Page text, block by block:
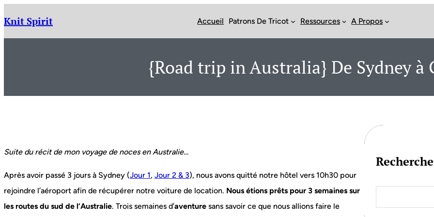
contenu
Knit Spirit Accueil Patrons De Tricot Ressources A Propos
{Road trip in Australia} De Sydney à
Suite du récit de mon voyage de noces en Australie…
Après avoir passé 3 jours à Sydney (Jour 1, Jour 2 & 3), nous avons quitté notre hôtel vers 10h30 pour
rejoindre l’aéroport afin de récupérer notre voiture de location. Nous étions prêts pour 3 semaines sur
les routes du sud de l’Australie. Trois semaines d’aventure sans savoir ce que nous allions faire le
a